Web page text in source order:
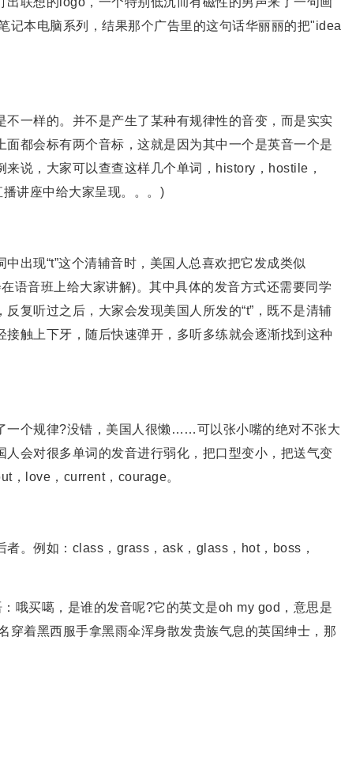
记本电脑系列，结果那个广告里的这句话华丽丽的把"idea
一样的。并不是产生了某种有规律性的音变，而是实实
都会标有两个音标，这就是因为其中一个是英音一个是
说，大家可以查查这样几个单词，history，hostile，
讲座中给大家呈现。。。)
现“t”这个清辅音时，美国人总喜欢把它发成类似
语音班上给大家讲解)。其中具体的发音方式还需要同学
复听过之后，大家会发现美国人所发的“t”，既不是清辅
触上下牙，随后快速弹开，多听多练就会逐渐找到这种
个规律?没错，美国人很懒……可以张小嘴的绝对不张大
会对很多单词的发音进行弱化，把口型变小，把送气变
，love，current，courage。
。例如：class，grass，ask，glass，hot，boss，
买噶，是谁的发音呢?它的英文是oh my god，意思是
穿着黑西服手拿黑雨伞浑身散发贵族气息的英国绅士，那